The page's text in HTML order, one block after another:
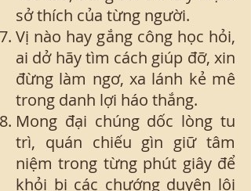
sở thích của từng người.
Vị nào hay gắng công học hỏi,
ai dở hãy tìm cách giúp đỡ, xin
đừng làm ngơ, xa lánh kẻ mê
trong danh lợi háo thắng.
Mong đại chúng dốc lòng tu
trì, quán chiếu gìn giữ tâm
niệm trong từng phút giây để
khỏi bị các chướng duyên lôi